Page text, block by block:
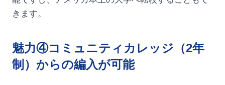
きます。
魅力④コミュニティカレッジ（2年
制）からの編入が可能